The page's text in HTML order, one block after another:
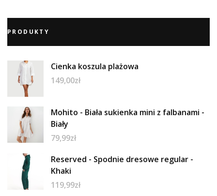
PRODUKTY
Cienka koszula plażowa
149,00zł
Mohito - Biała sukienka mini z falbanami -
Biały
79,99zł
Reserved - Spodnie dresowe regular -
Khaki
119,99zł